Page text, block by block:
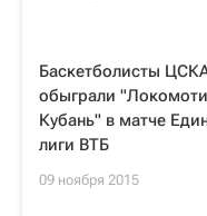
Баскетболисты
обыграли
Кубань" в матче
лиги ВТБ
09 ноября 2015